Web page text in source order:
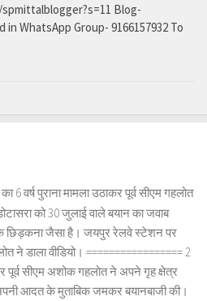
Blog-
WhatsApp Group- 9166157932 To
6 वर्ष पुराना मामला उठाकर पूर्व सीएम गहलोत
को 30 जुलाई वाले बयान का जवाब
छिड़कना जैसा है। जयपुर रेलवे स्टेशन पर
ने डाला वीडियो। ================= 2
सीएम अशोक गहलोत ने अपने गृह क्षेत्र
आदत के मुताबिक जमकर बयानबाजी की।